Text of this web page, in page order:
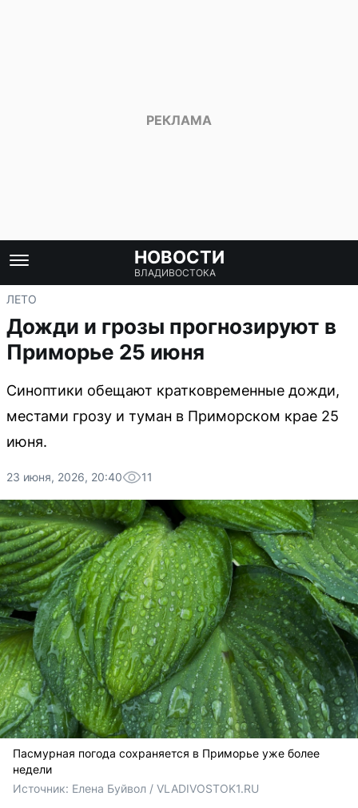
НОВОСТИ
ВЛАДИВОСТОКА
ЛЕТО
Дожди и грозы прогнозируют в
Приморье 25 июня
Синоптики обещают кратковременные дожди,
местами грозу и туман в Приморском крае 25
июня.
23 июня, 2026, 20:40 11
Пасмурная погода сохраняется в Приморье уже более
недели
Источник: Елена Буйвол / VLADIVOSTOK1.RU